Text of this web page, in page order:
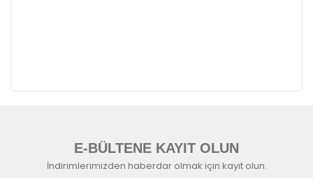
E-BÜLTENE KAYIT OLUN
İndirimlerimizden haberdar olmak için kayıt olun.